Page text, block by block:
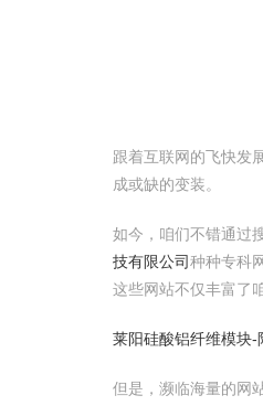
跟着互联网的飞快发
成或缺的变装。
如今，咱们不错通过
技有限公司种种专科
这些网站不仅丰富了
莱阳硅酸铝纤维模块-
但是，濒临海量的网